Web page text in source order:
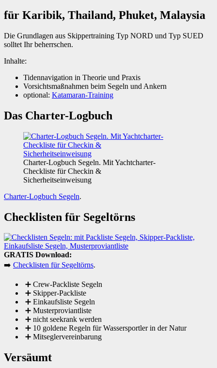
für Karibik, Thailand, Phuket, Malaysia
Die Grundlagen aus Skippertraining Typ NORD und Typ SUED
solltet Ihr beherrschen.
Inhalte:
Tidennavigation in Theorie und Praxis
Vorsichtsmaßnahmen beim Segeln und Ankern
optional: Katamaran-Training
Das Charter-Logbuch
Charter-Logbuch Segeln. Mit Yachtcharter-
Checkliste für Checkin &
Sicherheitseinweisung
Charter-Logbuch Segeln.
Checklisten für Segeltörns
GRATIS Download:
➡️ Checklisten für Segeltörns.
➕ Crew-Packliste Segeln
➕ Skipper-Packliste
➕ Einkaufsliste Segeln
➕ Musterproviantliste
➕ nicht seekrank werden
➕ 10 goldene Regeln für Wassersportler in der Natur
➕ Mitseglervereinbarung
Versäumt